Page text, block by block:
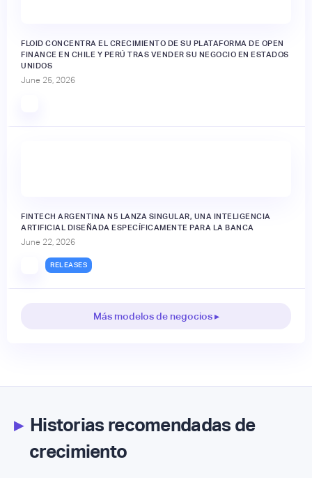
FLOID CONCENTRA EL CRECIMIENTO DE SU PLATAFORMA DE OPEN
FINANCE EN CHILE Y PERÚ TRAS VENDER SU NEGOCIO EN ESTADOS
UNIDOS
June 25, 2026
FINTECH ARGENTINA N5 LANZA SINGULAR, UNA INTELIGENCIA
ARTIFICIAL DISEÑADA ESPECÍFICAMENTE PARA LA BANCA
June 22, 2026
RELEASES
Más modelos de negocios ▸
▸Historias recomendadas de
crecimiento